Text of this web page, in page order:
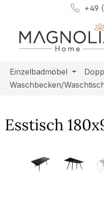
Hauptinhalt springen
Zur Suche springen
Zur Hauptnavigation+49
Einzelbadmöbel
Waschbecken/
Esstisch